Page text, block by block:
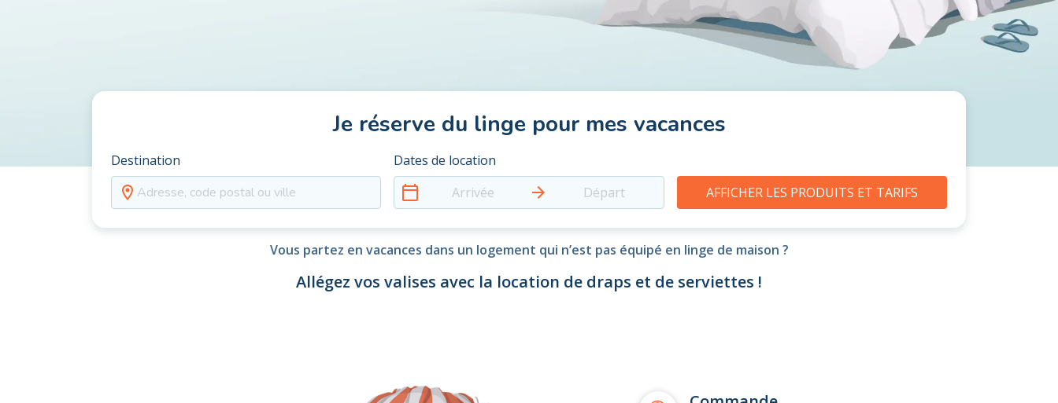
Je réserve du linge pour mes vacances
Destination
Dates de location
Arrivée
Départ AFFICHER LES PRODUITS ET TARIFS
Vous partez en vacances dans un logement qui n’est pas équipé en linge de maison ?
Allégez vos valises avec la location de draps et de serviettes !